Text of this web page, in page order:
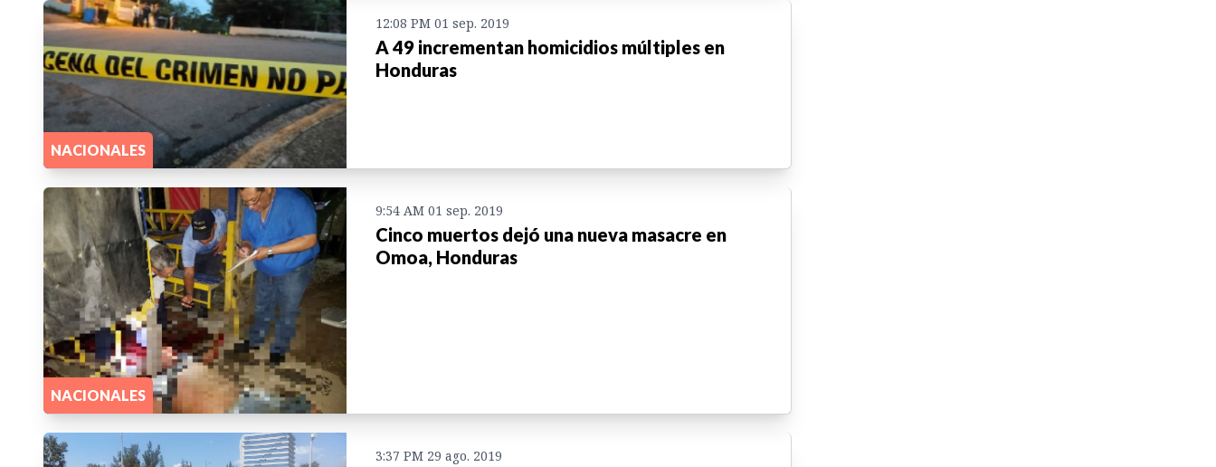
NACIONALES
12:08 PM 01 sep. 2019
A 49 incrementan homicidios múltiples en
Honduras
NACIONALES
9:54 AM 01 sep. 2019
Cinco muertos dejó una nueva masacre en
Omoa, Honduras
3:37 PM 29 ago. 2019